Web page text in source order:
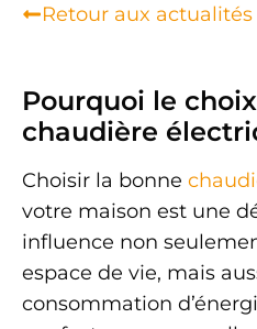
Retour aux actualités
Pourquoi le
chaudière
Choisir la bonne
votre maison est une
influence non
espace de vie, mais
consommation